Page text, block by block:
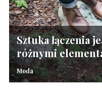
Sztuka łączenia
różnymi
Moda